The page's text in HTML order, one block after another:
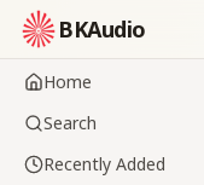
BKAudio
Home
Search
Recently Added